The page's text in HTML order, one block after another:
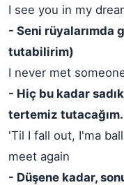
I see you in my
- Seni rüyalarımda
tutabilirim)
I never met
- Hiç bu kadar
tertemiz tutacağım.
'Til I fall out, I'ma
meet again
- Düşene kadar,